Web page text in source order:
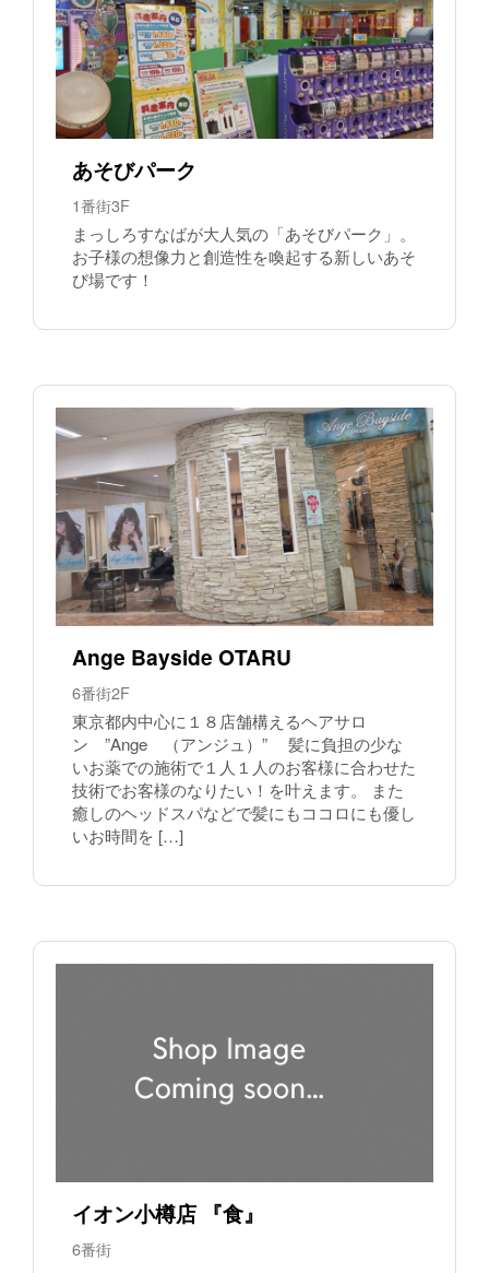
あそびパーク
1番街3F
まっしろすなばが大人気の「あそびパーク」。
お子様の想像力と創造性を喚起する新しいあそ
び場です！
Ange Bayside OTARU
6番街2F
東京都内中心に１８店舗構えるヘアサロ
ン ”Ange （アンジュ）” 髪に負担の少な
いお薬での施術で１人１人のお客様に合わせた
技術でお客様のなりたい！を叶えます。 また
癒しのヘッドスパなどで髪にもココロにも優し
いお時間を […]
イオン小樽店 『食』
6番街